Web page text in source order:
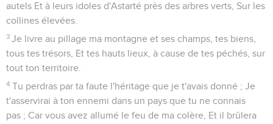
autels Et à leurs idoles d'Astarté près des arbres verts, Sur les
collines élevées.
3 Je livre au pillage ma montagne et ses champs, tes biens,
tous tes trésors, Et tes hauts lieux, à cause de tes péchés, sur
tout ton territoire.
4 Tu perdras par ta faute l'héritage que je t'avais donné ; Je
t'asservirai à ton ennemi dans un pays que tu ne connais
pas ; Car vous avez allumé le feu de ma colère, Et il brûlera